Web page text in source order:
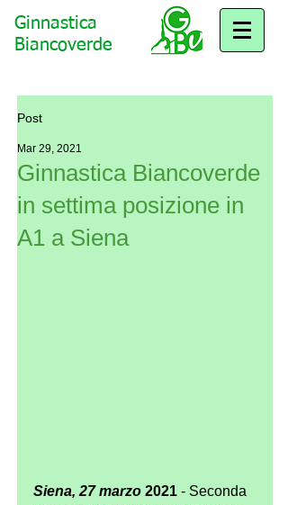
Ginnastica
Biancoverde
Post
Ginnastica Biancoverde
in settima posizione in
A1 a Siena
Mar 29, 2021
Siena, 27 marzo 2021 - Seconda